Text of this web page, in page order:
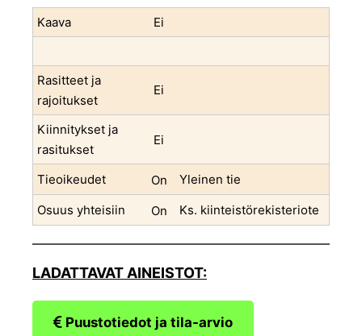
Kaava Ei
Rasitteet ja
rajoitukset
Ei
Kiinnitykset ja
rasitukset
Ei
Tieoikeudet On
Yleinen tie
Osuus yhteisiin
On Ks. kiinteistörekisteriote
LADATTAVAT AINEISTOT:
Puustotiedot ja tila-arvio